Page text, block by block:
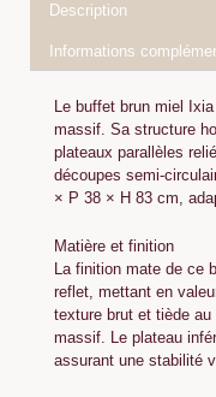
Description
Informations
Le buffet brun miel
massif. Sa structure
plateaux parallèles
découpes semi-
× P 38 × H 83 cm,
Matière et finition
La finition mate de ce
reflet, mettant en
texture brut et tiède
massif. Le plateau
assurant une stabilité